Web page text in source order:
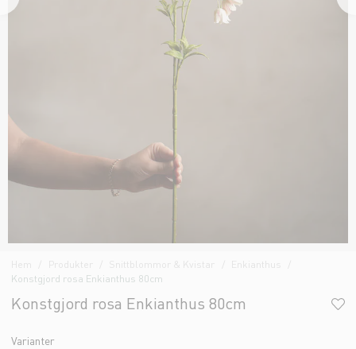
Hem Produkter Snittblommor & Kvistar
Enkianthus
Konstgjord rosa Enkianthus 80cm
Konstgjord rosa Enkianthus 80cm
Varianter